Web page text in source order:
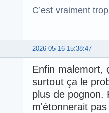
C’est vraiment
2026-05-16 15:38:47
Enfin malemort,
surtout ça le
plus de pognon.
m'étonnerait